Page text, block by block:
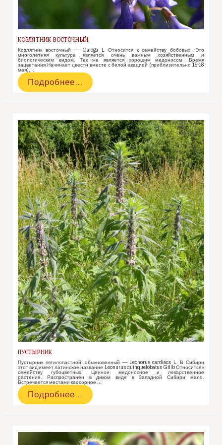
КОЗЛЯТНИК ВОСТОЧНЫЙ
Козлятник восточный — Galega L Относится к семейству бобовых. Это
многолетняя культура является очень важным хозяйственным и
биологическим видом. Так же является хорошим медоносом. Время
зацветания Начинает цвести вместе с белой акацией (приблизительно 15-18
мая), …
Козлятник
восточный
Подробнее…
ПУСТЫРНИК
Пустырник пятилопастной, обыкновенный — Leonorus cardiacs L. В Сибири
этот вид имеет латинское название Leonurus quinquelobatus Gilib Относится к
семейству губоцветных. Ценное медоносное и лекарственное
растение. Распространен в диком виде в Западной Сибири мало.
Встречается местами как сорное …
Пустырник
Подробнее…